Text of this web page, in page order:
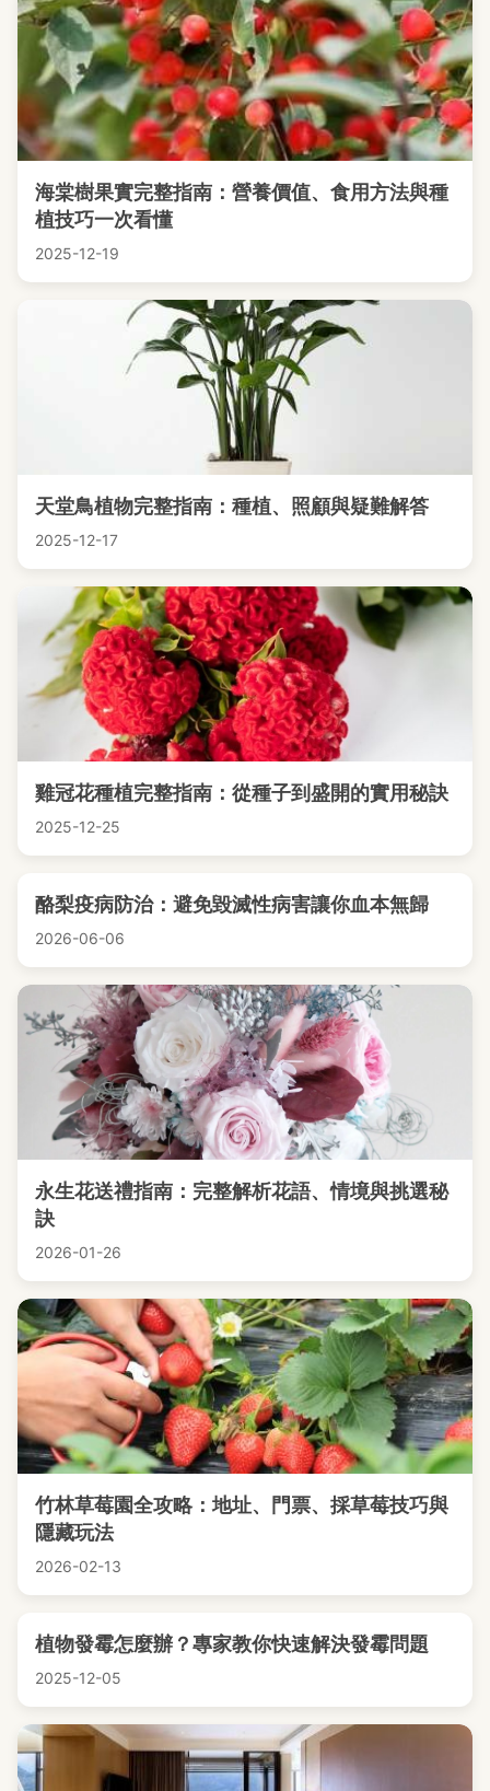
海棠樹果實完整指南：營養價值、食用方法與種
植技巧一次看懂
2025-12-19
天堂鳥植物完整指南：種植、照顧與疑難解答
2025-12-17
雞冠花種植完整指南：從種子到盛開的實用秘訣
2025-12-25
酪梨疫病防治：避免毀滅性病害讓你血本無歸
2026-06-06
永生花送禮指南：完整解析花語、情境與挑選秘
訣
2026-01-26
竹林草莓園全攻略：地址、門票、採草莓技巧與
隱藏玩法
2026-02-13
植物發霉怎麼辦？專家教你快速解決發霉問題
2025-12-05